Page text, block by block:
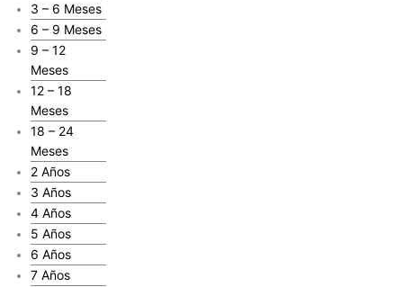
3 – 6 Meses
6 – 9 Meses
9 – 12
Meses
12 – 18
Meses
18 – 24
Meses
2 Años
3 Años
4 Años
5 Años
6 Años
7 Años